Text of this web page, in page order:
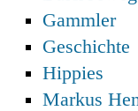
Gammler
Geschichte
Hippies
Markus